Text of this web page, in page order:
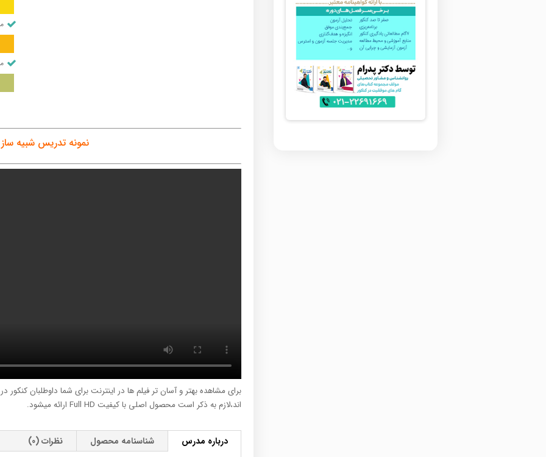
نمونه تدریس شبیه ساز
برای مشاهده بهتر و آسان تر فیلم ها در اینترنت برای شما داوطلبان
اند،لازم به ذکر است محصول اصلی با کیفیت Full HD ارائه میشود.
درباره مدرس شناسنامه محصول نظرات (0)